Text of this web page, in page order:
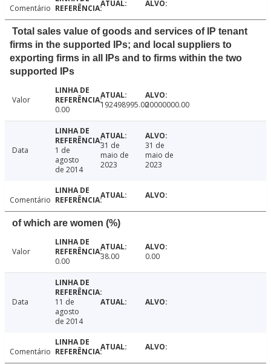
Comentário
Total sales value of goods and services of IP tenant
firms in the supported IPs; and local suppliers to
exporting firms in all IPs and to firms within the two
supported IPs
Valor
0.00
192498995.0020000000.00
Data
1 de
agosto
de 2014
31 de
maio de
2023
31 de
maio de
2023
Comentário
of which are women (%)
Valor
0.00
38.00 0.00
Data
11 de
agosto
de 2014
Comentário